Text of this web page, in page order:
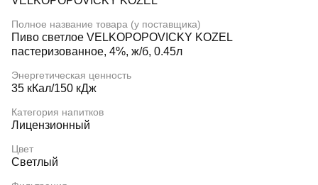
Полное название товара (у поставщика)
Пиво светлое VELKOPOPOVICKY KOZEL
пастеризованное, 4%, ж/б, 0.45л
Энергетическая ценность
35 кКал/150 кДж
Категория напитков
Лицензионный
Цвет
Светлый